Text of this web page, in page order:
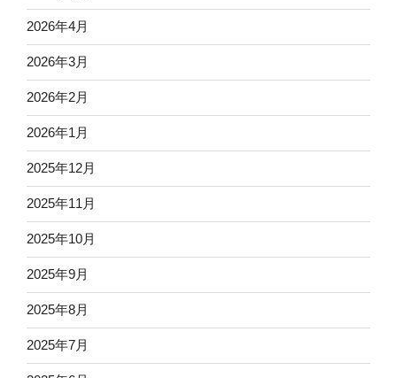
2026年4月
2026年3月
2026年2月
2026年1月
2025年12月
2025年11月
2025年10月
2025年9月
2025年8月
2025年7月